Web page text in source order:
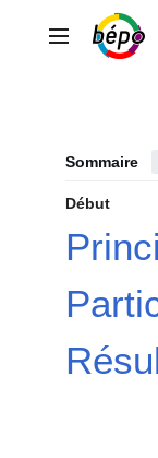
contenuMenu
Sommaire
Début